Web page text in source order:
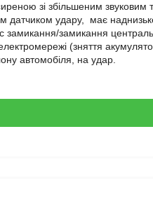
зі збільшеним звуковим
датчиком удару, має
замикання/замикання
(зняття
автомобіля, на удар.